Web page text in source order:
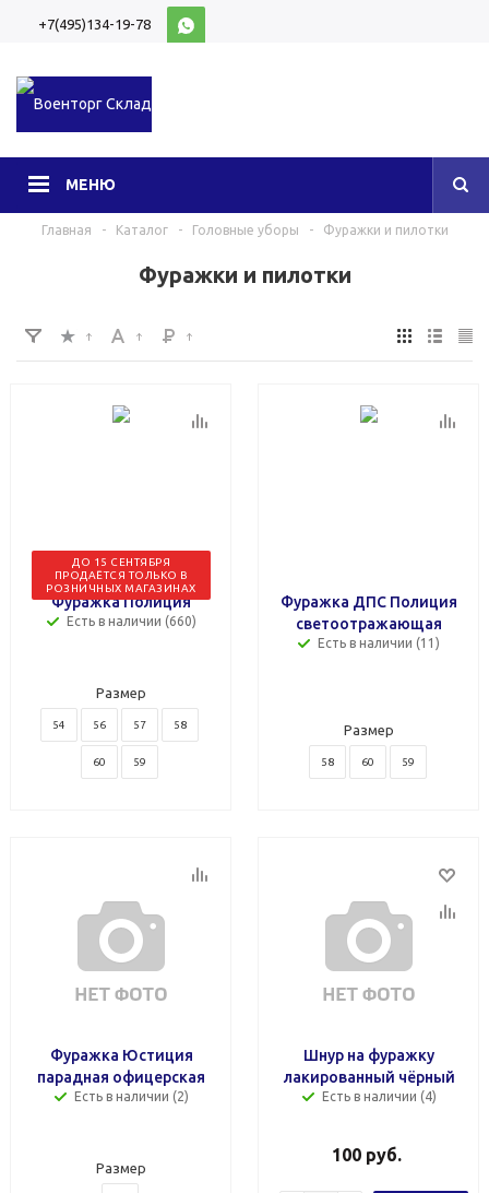
+7(495)134-19-78
МЕНЮ
Главная - Каталог - Головные уборы - Фуражки и пилотки
Фуражки и пилотки
ДО 15 СЕНТЯБРЯ
ПРОДАЁТСЯ ТОЛЬКО В
РОЗНИЧНЫХ МАГАЗИНАХ
Фуражка Полиция
Есть в наличии (660)
Размер
54 56 57 58
60 59
Фуражка ДПС Полиция
светоотражающая
Есть в наличии (11)
Размер
58 60 59
Фуражка Юстиция
парадная офицерская
Есть в наличии (2)
Размер
Шнур на фуражку
лакированный чёрный
Есть в наличии (4)
100 руб.